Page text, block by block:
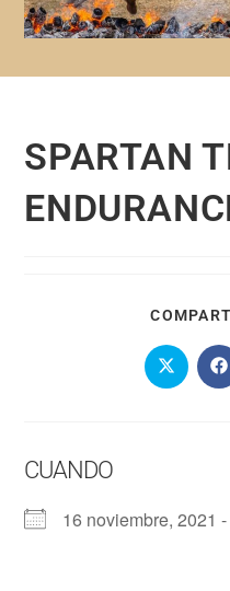
SPARTAN
CUANDO
16 noviembre, 2021